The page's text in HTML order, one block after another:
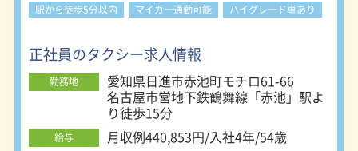
駅から徒歩5分以内
マイカー通勤可能 ハイグレード車あり
正社員のタクシー求人情報
勤務地
愛知県日進市赤池町モチロ61-66
名古屋市営地下鉄鶴舞線「赤池」駅よ
り徒歩15分
給与 月収例440,853円/入社4年/54歳